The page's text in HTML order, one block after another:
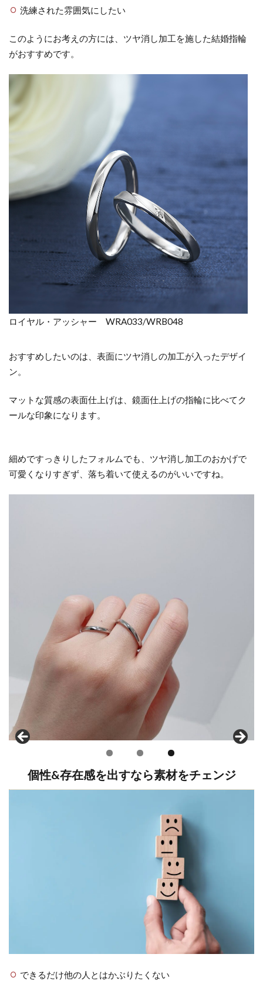
洗練された雰囲気にしたい
このようにお考えの方には、ツヤ消し加工を施した結婚指輪
がおすすめです。
ロイヤル・アッシャー WRA033/WRB048
おすすめしたいのは、表面にツヤ消しの加工が入ったデザイ
ン。
マットな質感の表面仕上げは、鏡面仕上げの指輪に比べてク
ールな印象になります。
細めですっきりしたフォルムでも、ツヤ消し加工のおかげで
可愛くなりすぎず、落ち着いて使えるのがいいですね。
個性&存在感を出すなら素材をチェンジ
できるだけ他の人とはかぶりたくない